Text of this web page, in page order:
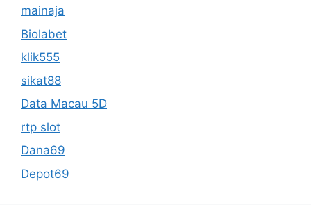
mainaja
Biolabet
klik555
sikat88
Data Macau 5D
rtp slot
Dana69
Depot69